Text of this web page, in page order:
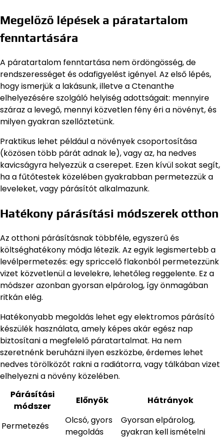
Megelőző lépések a páratartalom
fenntartására
A páratartalom fenntartása nem ördöngösség, de
rendszerességet és odafigyelést igényel. Az első lépés,
hogy ismerjük a lakásunk, illetve a Ctenanthe
elhelyezésére szolgáló helyiség adottságait: mennyire
száraz a levegő, mennyi közvetlen fény éri a növényt, és
milyen gyakran szellőztetünk.
Praktikus lehet például a növények csoportosítása
(közösen több párát adnak le), vagy az, ha nedves
kavicságyra helyezzük a cserepet. Ezen kívül sokat segít,
ha a fűtőtestek közelében gyakrabban permetezzük a
leveleket, vagy párásítót alkalmazunk.
Hatékony párásítási módszerek otthon
Az otthoni párásításnak többféle, egyszerű és
költséghatékony módja létezik. Az egyik legismertebb a
levélpermetezés: egy spriccelő flakonból permetezzünk
vizet közvetlenül a levelekre, lehetőleg reggelente. Ez a
módszer azonban gyorsan elpárolog, így önmagában
ritkán elég.
Hatékonyabb megoldás lehet egy elektromos párásító
készülék használata, amely képes akár egész nap
biztosítani a megfelelő páratartalmat. Ha nem
szeretnénk beruházni ilyen eszközbe, érdemes lehet
nedves törölközőt rakni a radiátorra, vagy tálkában vizet
elhelyezni a növény közelében.
Párásítási
módszer
Előnyök Hátrányok
Permetezés
Olcsó, gyors
megoldás
Gyorsan elpárolog,
gyakran kell ismételni